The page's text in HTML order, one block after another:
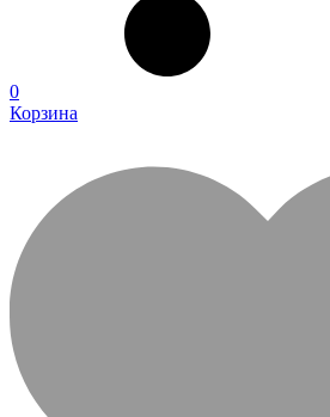
0
Корзина